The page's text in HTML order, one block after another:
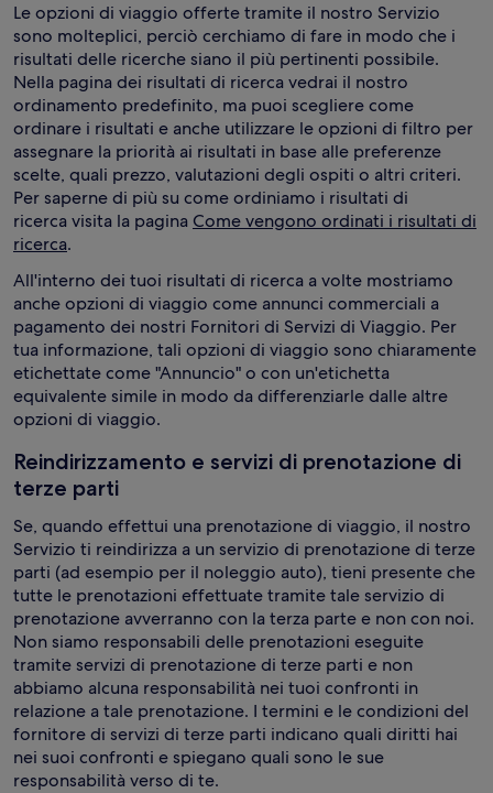
Le opzioni di viaggio offerte tramite il nostro Servizio
sono molteplici, perciò cerchiamo di fare in modo che i
risultati delle ricerche siano il più pertinenti possibile.
Nella pagina dei risultati di ricerca vedrai il nostro
ordinamento predefinito, ma puoi scegliere come
ordinare i risultati e anche utilizzare le opzioni di filtro per
assegnare la priorità ai risultati in base alle preferenze
scelte, quali prezzo, valutazioni degli ospiti o altri criteri.
Per saperne di più su come ordiniamo i risultati di
ricerca visita la pagina Come vengono ordinati i risultati di
ricerca.
All'interno dei tuoi risultati di ricerca a volte mostriamo
anche opzioni di viaggio come annunci commerciali a
pagamento dei nostri Fornitori di Servizi di Viaggio. Per
tua informazione, tali opzioni di viaggio sono chiaramente
etichettate come "Annuncio" o con un'etichetta
equivalente simile in modo da differenziarle dalle altre
opzioni di viaggio.
Reindirizzamento e servizi di prenotazione di
terze parti
Se, quando effettui una prenotazione di viaggio, il nostro
Servizio ti reindirizza a un servizio di prenotazione di terze
parti (ad esempio per il noleggio auto), tieni presente che
tutte le prenotazioni effettuate tramite tale servizio di
prenotazione avverranno con la terza parte e non con noi.
Non siamo responsabili delle prenotazioni eseguite
tramite servizi di prenotazione di terze parti e non
abbiamo alcuna responsabilità nei tuoi confronti in
relazione a tale prenotazione. I termini e le condizioni del
fornitore di servizi di terze parti indicano quali diritti hai
nei suoi confronti e spiegano quali sono le sue
responsabilità verso di te.